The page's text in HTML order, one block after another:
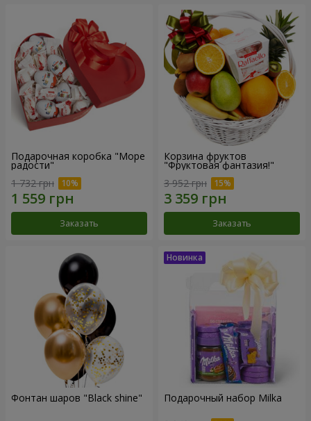
Подарочная коробка "Море
радости"
1 732 грн
Заказать
Корзина фруктов
"Фруктовая фантазия!"
3 952 грн
Заказать
Фонтан шаров "Black shine" Подарочный набор Milka